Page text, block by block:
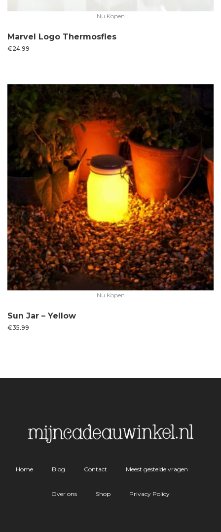
Nu Kopen
Marvel Logo Thermosfles
€24.99
Nu Kopen
Sun Jar – Yellow
€35.99
Home Blog Contact Meest gestelde vragen
Over ons Shop Privacy Policy